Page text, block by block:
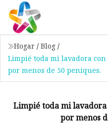
Hogar / Blog /
Limpié toda mi lavadora con
por menos de 50 peniques.
Limpié toda mi lavadora
por menos